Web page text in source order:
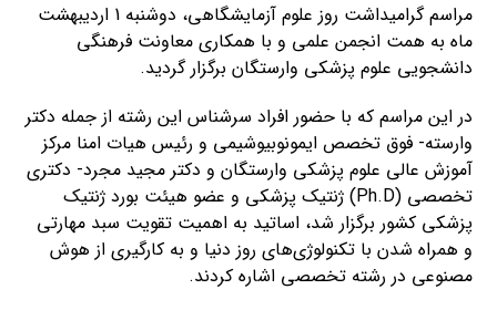
مراسم گرامیداشت روز علوم آزمایشگاهی، دوشنبه 1 اردیبهشت
ماه به همت انجمن علمی و با همکاری معاونت فرهنگی
دانشجویی علوم پزشکی وارستگان برگزار گردید.
در این مراسم که با حضور افراد سرشناس این رشته از جمله دکتر
وارسته- فوق تخصص ایمونوبیوشیمی و رئیس هیات امنا مرکز
آموزش عالی علوم پزشکی وارستگان و دکتر مجید مجرد- دکتری
تخصصی (Ph.D) ژنتیک پزشکی و عضو هیئت بورد ژنتیک
پزشکی کشور برگزار شد، اساتید به اهمیت تقویت سبد مهارتی
و همراه شدن با تکنولوژی‌های روز دنیا و به کارگیری از هوش
مصنوعی در رشته تخصصی اشاره کردند.